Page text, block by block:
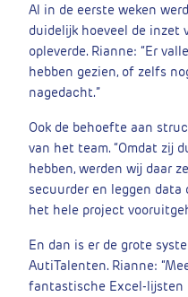
Al in de eerste weken
duidelijk hoeveel de inzet
opleverde. Rianne: “Er
hebben gezien, of zelfs
nagedacht.”
Ook de behoefte aan
van het team. “Omdat zij
hebben, werden wij daar
secuurder en leggen
het hele project
En dan is er de grote
AutiTalenten. Rianne:
fantastische Excel-lijsten